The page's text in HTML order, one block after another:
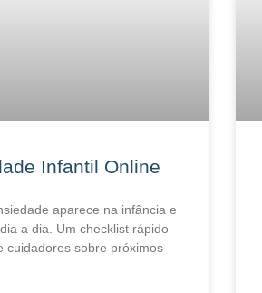
Infantil Online
aparece na infância e
a dia. Um checklist rápido
cuidadores sobre próximos